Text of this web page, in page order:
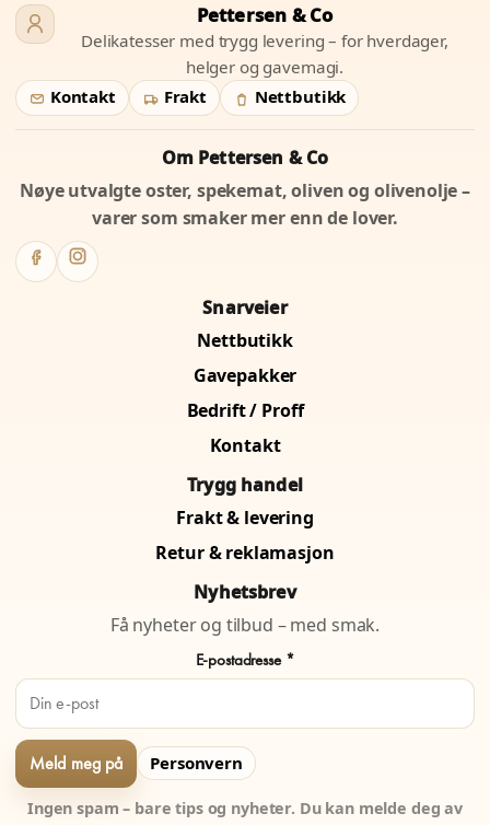
Pettersen & Co
Delikatesser med trygg levering – for hverdager,
helger og gavemagi.
Kontakt
Frakt Nettbutikk
Om Pettersen & Co
Nøye utvalgte oster, spekemat, oliven og olivenolje –
varer som smaker mer enn de lover.
Snarveier
Nettbutikk
Gavepakker
Bedrift / Proff
Kontakt
Trygg handel
Frakt & levering
Retur & reklamasjon
Nyhetsbrev
Få nyheter og tilbud – med smak.
E-postadresse *
Personvern
Ingen spam – bare tips og nyheter. Du kan melde deg av